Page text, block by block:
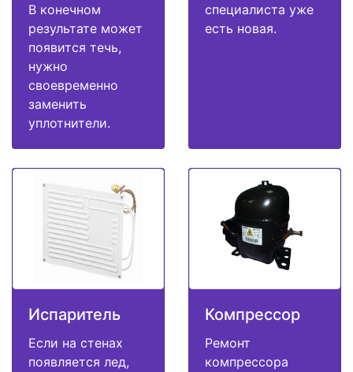
В конечном
результате может
появится течь,
нужно
своевременно
заменить
уплотнители.
специалиста уже
есть новая.
Испаритель
Если на стенах
появляется лед,
Компрессор
Ремонт
компрессора